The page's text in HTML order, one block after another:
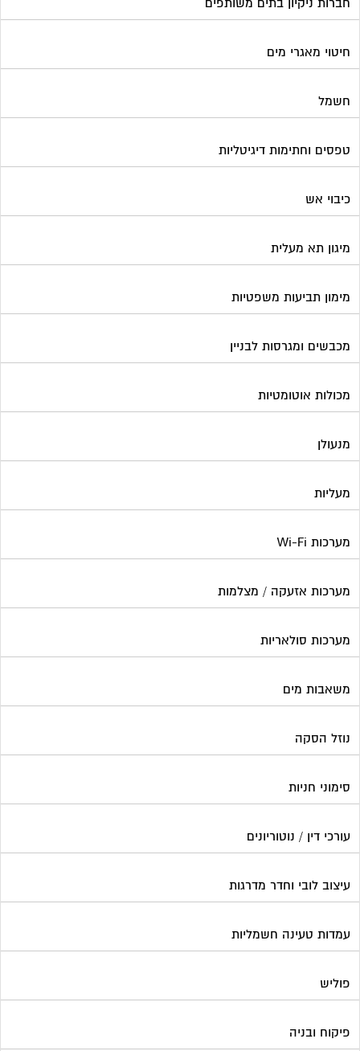
חיטוי מאגרי מים
חשמל
טפסים וחתימות דיגיטליות
כיבוי אש
מיגון תא מעלית
מימון תביעות משפטיות
מכבשים ומגרסות לבניין
מכולות אוטומטיות
מנעולן
מעליות
מערכות Wi-Fi
מערכות אזעקה / מצלמות
מערכות סולאריות
משאבות מים
נוזל הסקה
סימוני חניות
עורכי דין / נוטוריונים
עיצוב לובי וחדר מדרגות
עמדות טעינה חשמליות
פוליש
פיקוח ובניה